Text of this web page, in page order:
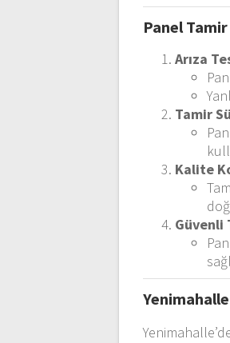
Panel
Arıza
Tamir
Kalite
Güvenli